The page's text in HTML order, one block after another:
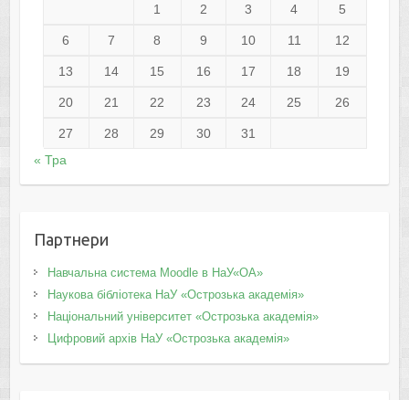
1 2 3 4 5
6 7 8 9 10 11 12
13 14 15 16 17 18 19
20 21 22 23 24 25 26
27 28 29 30
31
« Тра
Партнери
Навчальна система Moodle в НаУ«ОА»
Наукова бібліотека НаУ «Острозька академія»
Національний університет «Острозька академія»
Цифровий архів НаУ «Острозька академія»